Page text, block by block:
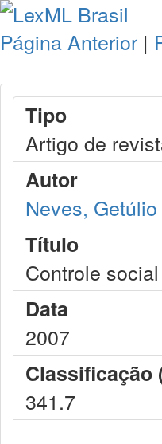
Página Anterior |
Tipo
Artigo de
Autor
Neves,
Título
Controle
Data
2007
Classificação
341.7